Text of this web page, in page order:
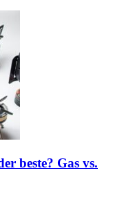
beste? Gas vs.